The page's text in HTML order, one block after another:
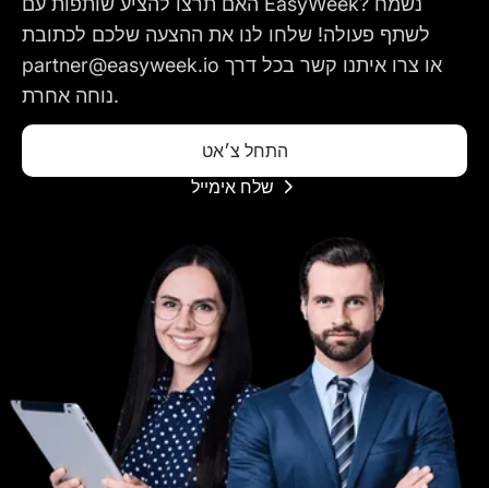
לשתף פעולה! שלחו לנו את ההצעה שלכם לכתובת
partner@easyweek.io או צרו איתנו קשר בכל דרך
נוחה אחרת.
התחל צ׳אט
שלח אימייל